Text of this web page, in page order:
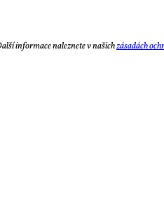
in­for­ma­ce na­lez­ne­te v na­šichzá­sa­dách